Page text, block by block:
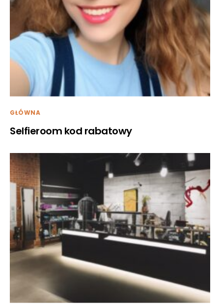
GŁÓWNA
Selfieroom kod rabatowy